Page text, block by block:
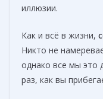
иллюзии.
Как и всё в жизни,
Никто не
однако все мы это
раз, как вы